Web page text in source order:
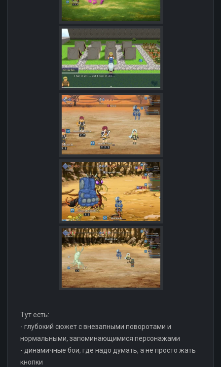
Тут есть:
- глубокий сюжет с внезапными поворотами и
нормальными, запоминающимися персонажами
- динамичные бои, где надо думать, а не просто жать
кнопки